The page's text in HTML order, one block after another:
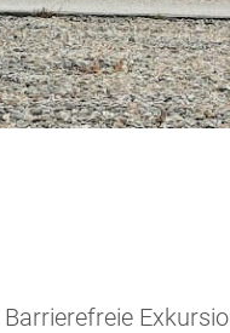
Barrierefreie